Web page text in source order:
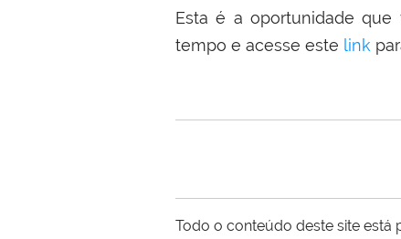
Esta é a oportunidade que
tempo e acesse este link
Todo o conteúdo deste site está